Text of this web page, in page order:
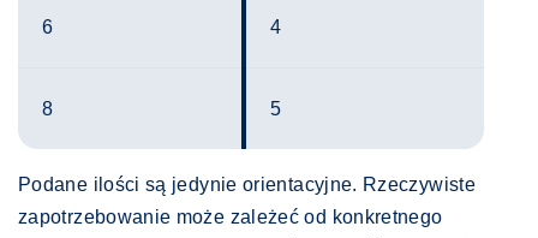
6 4
8 5
Podane ilości są jedynie orientacyjne. Rzeczywiste
zapotrzebowanie może zależeć od konkretnego